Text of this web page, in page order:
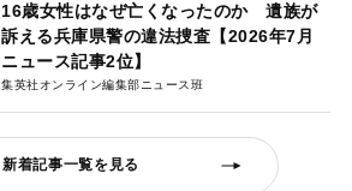
16歳女性はなぜ亡くなったのか 遺族が
訴える兵庫県警の違法捜査【2026年7月
ニュース記事2位】
集英社オンライン編集部ニュース班
新着記事一覧を見る